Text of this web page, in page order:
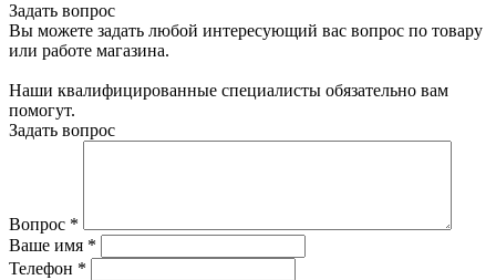
Задать вопрос
Вы можете задать любой интересующий вас вопрос по товару
или работе магазина.
Наши квалифицированные специалисты обязательно вам
помогут.
Задать вопрос
Вопрос *
Ваше имя *
Телефон *